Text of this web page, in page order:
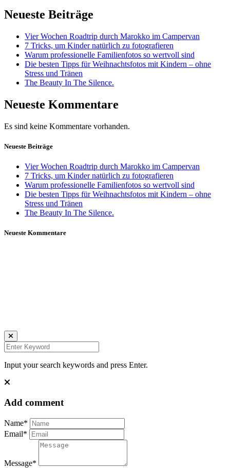
Neueste Beiträge
Vier Wochen Roadtrip durch Marokko im Campervan
7 Tricks, um Kinder natürlich zu fotografieren
Warum professionelle Familienfotos so wertvoll sind
Die besten Tipps für Weihnachtsfotos mit Kindern – ohne
Stress und Tränen
The Beauty In The Silence.
Neueste Kommentare
Es sind keine Kommentare vorhanden.
Neueste Beiträge
Vier Wochen Roadtrip durch Marokko im Campervan
7 Tricks, um Kinder natürlich zu fotografieren
Warum professionelle Familienfotos so wertvoll sind
Die besten Tipps für Weihnachtsfotos mit Kindern – ohne
Stress und Tränen
The Beauty In The Silence.
Neueste Kommentare
Input your search keywords and press Enter.
Add comment
Name*
Email*
Message*